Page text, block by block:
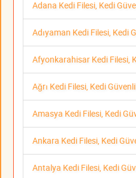
Adana Kedi Filesi, Kedi
Adıyaman Kedi Filesi, Kedi
Afyonkarahisar Kedi Filesi,
Ağrı Kedi Filesi, Kedi
Amasya Kedi Filesi, Kedi
Ankara Kedi Filesi, Kedi
Antalya Kedi Filesi, Kedi